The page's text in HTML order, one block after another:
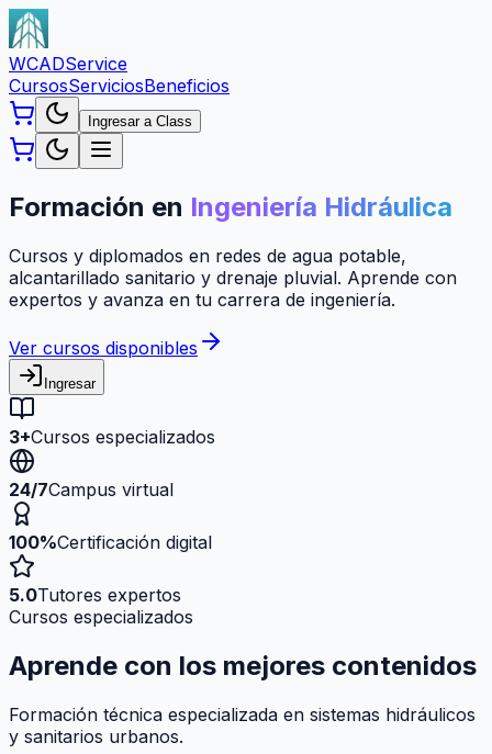
WCADService
CursosServiciosBeneficios
Ingresar a Class
Formación en Ingeniería Hidráulica
Cursos y diplomados en redes de agua potable,
alcantarillado sanitario y drenaje pluvial. Aprende con
expertos y avanza en tu carrera de ingeniería.
Ver cursos disponibles
Ingresar
3+Cursos especializados
24/7Campus virtual
100%Certificación digital
5.0Tutores expertos
Cursos especializados
Aprende con los mejores contenidos
Formación técnica especializada en sistemas hidráulicos
y sanitarios urbanos.